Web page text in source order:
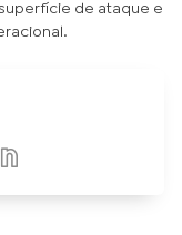
de ataque e